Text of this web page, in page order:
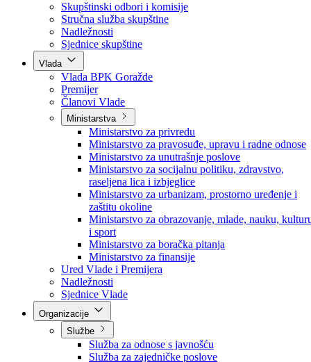
Poslanici po strankama
Poslanici po klubovima naroda
Kolegij skupštine
Skupštinski odbori i komisije
Stručna služba skupštine
Nadležnosti
Sjednice skupštine
Vlada
Vlada BPK Goražde
Premijer
Članovi Vlade
Ministarstva
Ministarstvo za privredu
Ministarstvo za pravosuđe, upravu i radne odnose
Ministarstvo za unutrašnje poslove
Ministarstvo za socijalnu politiku, zdravstvo,
raseljena lica i izbjeglice
Ministarstvo za urbanizam, prostorno uređenje i
zaštitu okoline
Ministarstvo za obrazovanje, mlade, nauku,
i sport
Ministarstvo za boračka pitanja
Ministarstvo za finansije
Ured Vlade i Premijera
Nadležnosti
Sjednice Vlade